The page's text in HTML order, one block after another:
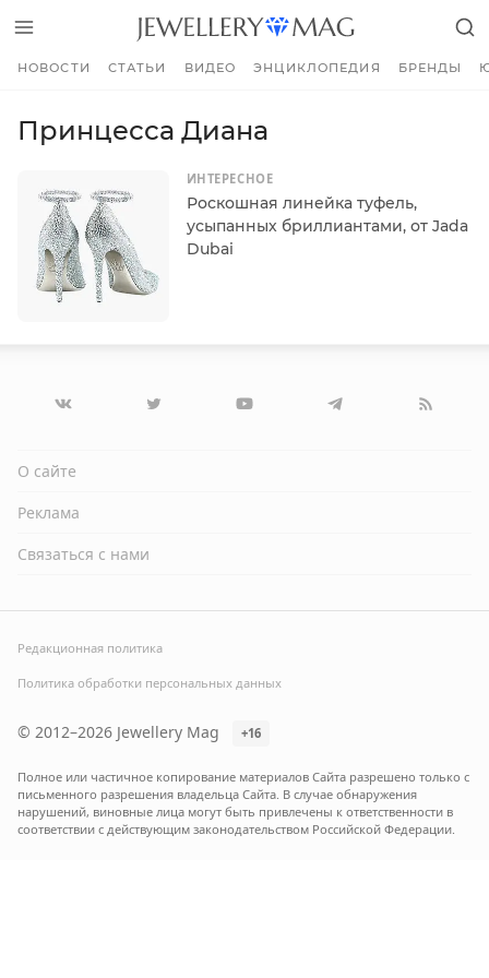
НОВОСТИ СТАТЬИ ВИДЕО ЭНЦИКЛОПЕДИЯ БРЕНДЫ
Принцесса Диана
ИНТЕРЕСНОЕ
Роскошная линейка туфель,
усыпанных бриллиантами, от Jada
Dubai
О сайте
Реклама
Связаться с нами
© 2012–2026 Jewellery Mag +16
Редакционная политика
Политика обработки персональных данных
Полное или частичное копирование материалов Сайта разрешено только с
письменного разрешения владельца Сайта. В случае обнаружения
нарушений, виновные лица могут быть привлечены к ответственности в
соответствии с действующим законодательством Российской Федерации.